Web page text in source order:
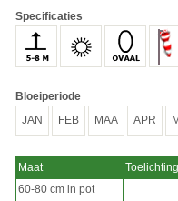
Specificaties
Bloeiperiode
JAN
FEB MAA APR
Maat
Toelichting
60-80 cm in pot